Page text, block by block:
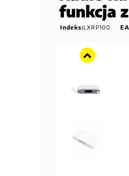
funkcja
Indeks:LXRP100